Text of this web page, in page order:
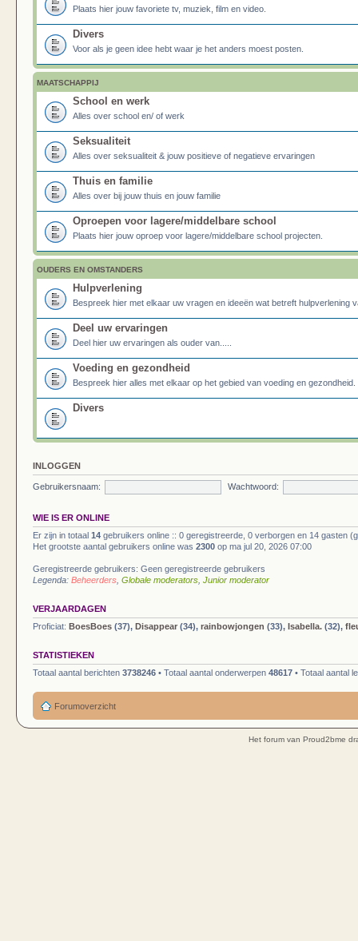
Plaats hier jouw favoriete tv, muziek, film en video.
Divers
Voor als je geen idee hebt waar je het anders moest posten.
MAATSCHAPPIJ
School en werk
Alles over school en/ of werk
Seksualiteit
Alles over seksualiteit & jouw positieve of negatieve ervaringen
Thuis en familie
Alles over bij jouw thuis en jouw familie
Oproepen voor lagere/middelbare school
Plaats hier jouw oproep voor lagere/middelbare school projecten.
OUDERS EN OMSTANDERS
Hulpverlening
Bespreek hier met elkaar uw vragen en ideeën wat betreft hulpverlening
Deel uw ervaringen
Deel hier uw ervaringen als ouder van.....
Voeding en gezondheid
Bespreek hier alles met elkaar op het gebied van voeding en gezondheid.
Divers
INLOGGEN
Gebruikersnaam: Wachtwoord:
WIE IS ER ONLINE
Er zijn in totaal 14 gebruikers online :: 0 geregistreerde, 0 verborgen en 14 gasten
Het grootste aantal gebruikers online was 2300 op ma jul 20, 2026 07:00
Geregistreerde gebruikers: Geen geregistreerde gebruikers
Legenda: Beheerders Globale moderators Junior moderator
VERJAARDAGEN
Proficiat: BoesBoes (37), Disappear (34), rainbowjongen (33), Isabella. (32),
STATISTIEKEN
Totaal aantal berichten 3738246 • Totaal aantal onderwerpen 48617 • Totaal aantal
Forumoverzicht
Het forum van Proud2bme